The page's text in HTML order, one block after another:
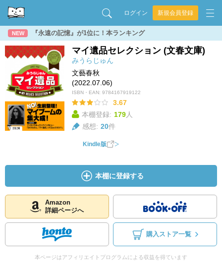
ログイン 新規会員登録
NEW 『永遠の記憶』が1位に！本ランキング
マイ遺品セレクション (文春文庫)
みうらじゅん
文藝春秋
(2022.07.06)
ISBN・EAN: 9784167919122
3.67
本棚登録: 179人
感想: 20件
Kindle版
本棚に登録する
Amazon
詳細ページへ
購入ストア一覧
本ページはアフィリエイトプログラムによる収益を得ています